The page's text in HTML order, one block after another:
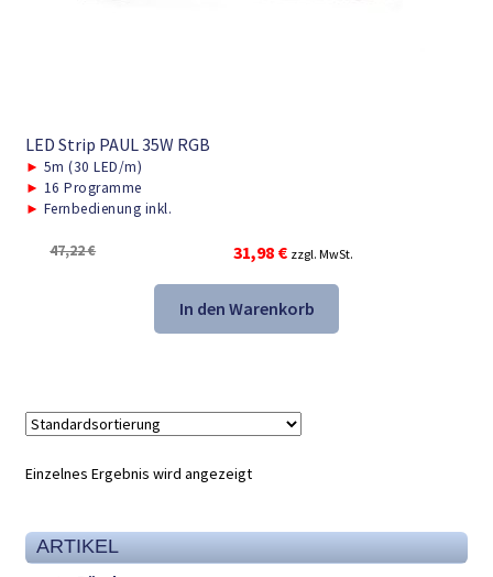
LED Strip PAUL 35W RGB
► 5m (30 LED/m)
► 16 Programme
► Fernbedienung inkl.
47,22€
Ursprünglicher
Preis
war:
47,22 €
31,98 €Aktueller
Preis
ist:
31,98 €.
zzgl. MwSt.
In den Warenkorb
Einzelnes Ergebnis wird angezeigt
ARTIKEL